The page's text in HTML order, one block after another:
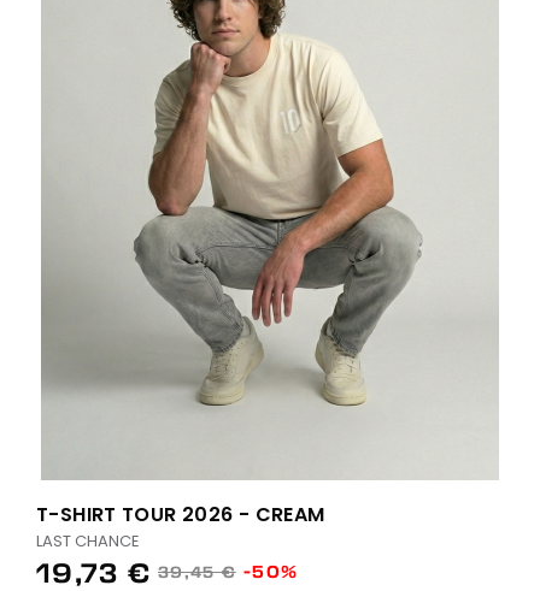
T-SHIRT TOUR 2026 - CREAM
LAST CHANCE
19,73 € 39,45 € -50%